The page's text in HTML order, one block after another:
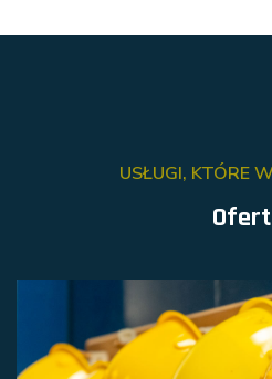
USŁUGI, KTÓRE